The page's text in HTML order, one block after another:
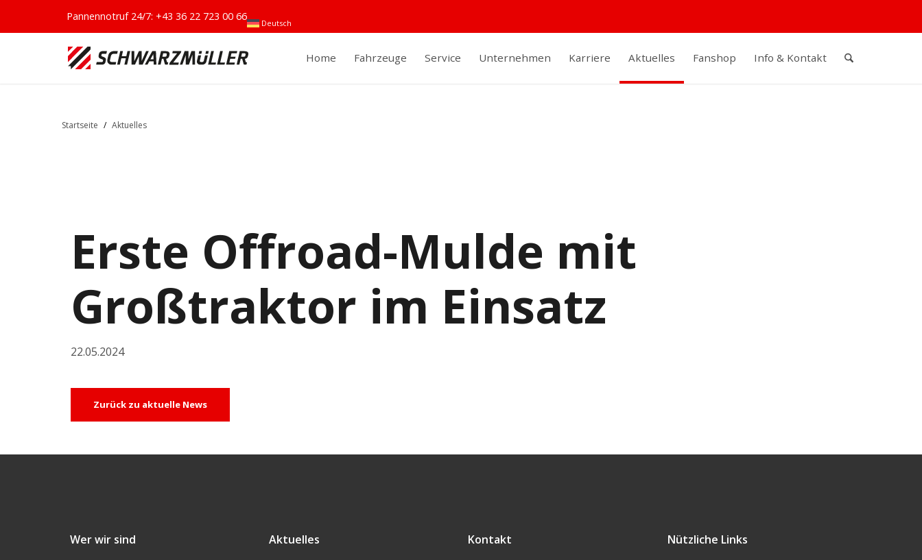
Deutsch
Pannennotruf 24/7: +43 36 22 723 00 66
Home Fahrzeuge Service Unternehmen Karriere Aktuelles Fanshop Info & Kontakt
Startseite / Aktuelles
Erste Offroad-Mulde mit
Großtraktor im Einsatz
22.05.2024
Zurück zu aktuelle News
Wer wir sind Aktuelles Kontakt Nützliche Links